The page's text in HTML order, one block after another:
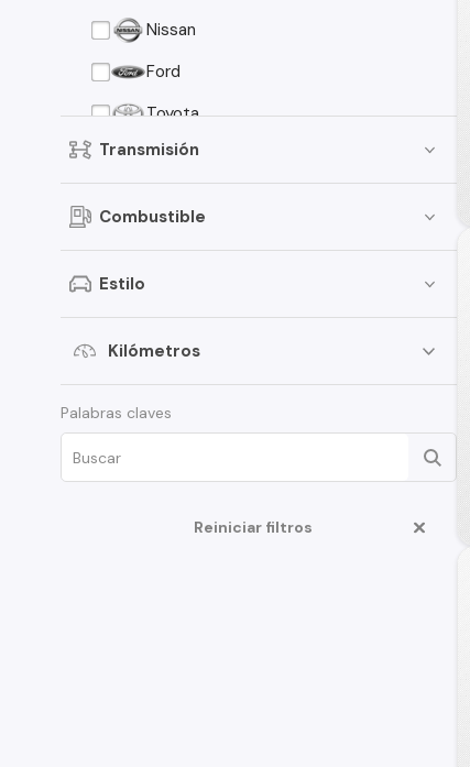
Nissan
Ford
Toyota
Suzuki
Volkswagen
SsangYong
Subaru
Transmisión
Combustible
Estilo
Kilómetros
Palabras claves
Reiniciar filtros